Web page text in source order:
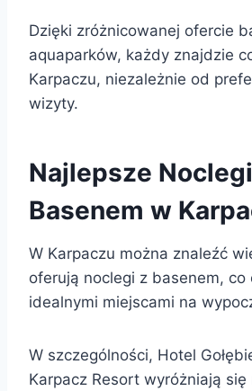
Dzięki zróżnicowanej ofercie
aquaparków, każdy znajdzie
Karpaczu, niezależnie od
wizyty.
Najlepsze
Basenem w
W Karpaczu można znaleźć
oferują noclegi z basenem, co
idealnymi miejscami na
W szczególności, Hotel
Karpacz Resort wyróżniają się